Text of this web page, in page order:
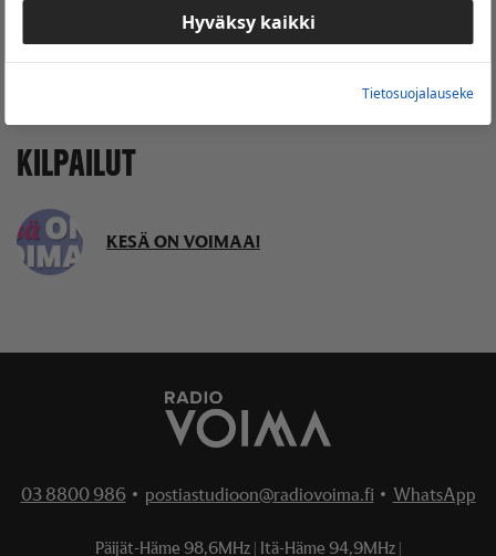
Seuraa meitä somessa
KILPAILUT
KESÄ ON VOIMAA!
03 8800 986 • postiastudioon@radiovoima.fi • WhatsApp
Päijät-Häme 98,6MHz Itä-Häme 94,9MHz
Hyväksy kaikki
Tietosuojalauseke